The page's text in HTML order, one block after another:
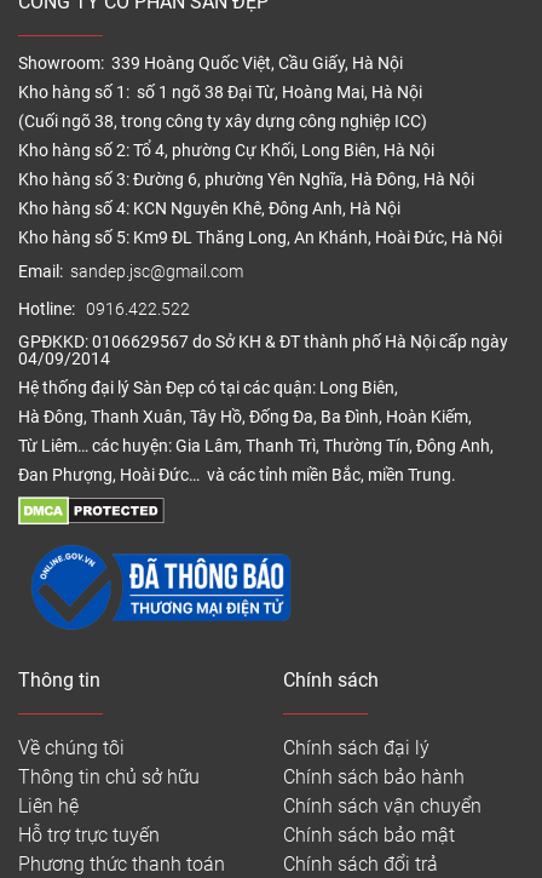
Showroom: 339 Hoàng Quốc Việt, Cầu Giấy, Hà Nội
Kho hàng số 1: số 1 ngõ 38 Đại Từ, Hoàng Mai, Hà Nội
(Cuối ngõ 38, trong công ty xây dựng công nghiệp ICC)
Kho hàng số 2: Tổ 4, phường Cự Khối, Long Biên, Hà Nội
Kho hàng số 3: Đường 6, phường Yên Nghĩa, Hà Đông, Hà Nội
Kho hàng số 4: KCN Nguyên Khê, Đông Anh, Hà Nội
Kho hàng số 5: Km9 ĐL Thăng Long, An Khánh, Hoài Đức, Hà Nội
Email: sandep.jsc@gmail.com
Hotline: 0916.422.522
GPĐKKD: 0106629567 do Sở KH & ĐT thành phố Hà Nội cấp ngày
04/09/2014
Hệ thống đại lý Sàn Đẹp có tại các quận: Long Biên,
Hà Đông, Thanh Xuân, Tây Hồ, Đống Đa, Ba Đình, Hoàn Kiếm,
Từ Liêm… các huyện: Gia Lâm, Thanh Trì, Thường Tín, Đông Anh,
Đan Phượng, Hoài Đức… và các tỉnh miền Bắc, miền Trung.
Thông tin
Về chúng tôi
Thông tin chủ sở hữu
Liên hệ
Hỗ trợ trực tuyến
Phương thức thanh toán
Chính sách
Chính sách đại lý
Chính sách bảo hành
Chính sách vận chuyển
Chính sách bảo mật
Chính sách đổi trả